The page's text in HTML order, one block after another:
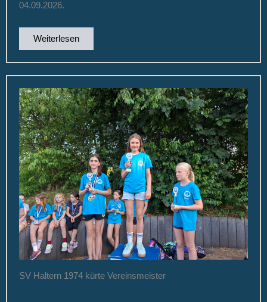
04.09.2026.
Weiterlesen
SV Haltern 1974 kürte Vereinsmeister